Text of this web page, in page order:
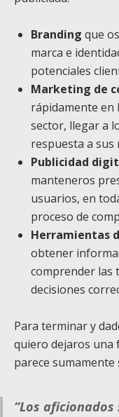
Branding que
marca e
potenciales
Marketing de
rápidamente en
sector, llegar a
respuesta a sus
Publicidad
manteneros
usuarios, en
proceso de
Herramientas
obtener
comprender las
decisiones
Para terminar y
quiero dejaros una
parece sumamente
“Los